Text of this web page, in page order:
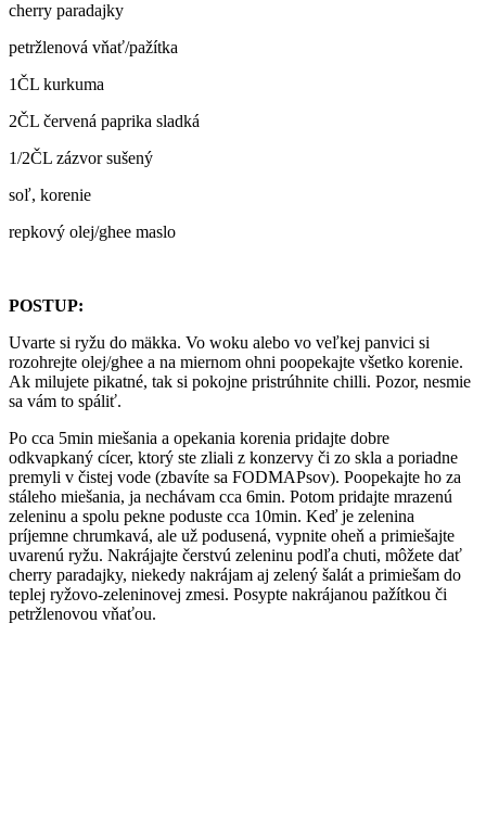
cherry paradajky
petržlenová vňať/pažítka
1ČL kurkuma
2ČL červená paprika sladká
1/2ČL zázvor sušený
soľ, korenie
repkový olej/ghee maslo
POSTUP:
Uvarte si ryžu do mäkka. Vo woku alebo vo veľkej panvici si
rozohrejte olej/ghee a na miernom ohni poopekajte všetko korenie.
Ak milujete pikatné, tak si pokojne pristrúhnite chilli. Pozor, nesmie
sa vám to spáliť.
Po cca 5min miešania a opekania korenia pridajte dobre
odkvapkaný cícer, ktorý ste zliali z konzervy či zo skla a poriadne
premyli v čistej vode (zbavíte sa FODMAPsov). Poopekajte ho za
stáleho miešania, ja nechávam cca 6min. Potom pridajte mrazenú
zeleninu a spolu pekne poduste cca 10min. Keď je zelenina
príjemne chrumkavá, ale už podusená, vypnite oheň a primiešajte
uvarenú ryžu. Nakrájajte čerstvú zeleninu podľa chuti, môžete dať
cherry paradajky, niekedy nakrájam aj zelený šalát a primiešam do
teplej ryžovo-zeleninovej zmesi. Posypte nakrájanou pažítkou či
petržlenovou vňaťou.